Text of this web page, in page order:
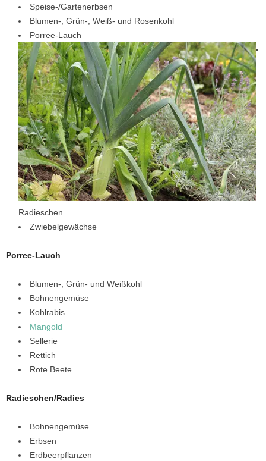
Speise-/Gartenerbsen
Blumen-, Grün-, Weiß- und Rosenkohl
Porree-Lauch
Radieschen
Zwiebelgewächse
Porree-Lauch
Blumen-, Grün- und Weißkohl
Bohnengemüse
Kohlrabis
Mangold
Sellerie
Rettich
Rote Beete
Radieschen/Radies
Bohnengemüse
Erbsen
Erdbeerpflanzen